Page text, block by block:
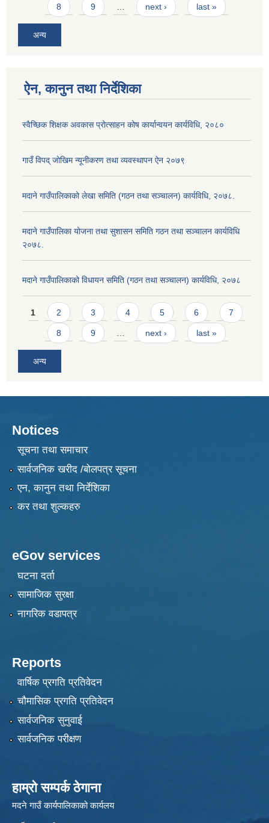
8 9 … next › last »
अन्य
ऐन, कानुन तथा निर्देशिका
स्वैच्छिक शिक्षक अवकास प्रोत्साहन कोष कार्यान्वयन कार्यविधि, २०८०
गाउँ विपद् जोखिम न्यूनीकरण तथा व्यवस्थापन ऐन २०७९
मदाने गाउँपालिकाको लेखा समिति (गठन तथा सञ्चालन) कार्यविधि, २०७८.
मदाने गाउँपालिका योजना तथा सुशासन समिति गठन तथा सञ्चालन कार्यविधि
२०७८.
मदाने गाउँपालिकाको विधायन समिति (गठन तथा सञ्चालन) कार्यविधि, २०७८
Pages
1 2 3 4 5 6 7
8 9 … next › last »
अन्य
Notices
सूचना तथा समाचार
सार्वजनिक खरीद /बोलपत्र सूचना
एन, कानुन तथा निर्देशिका
कर तथा शुल्कहरु
eGov services
घटना दर्ता
सामाजिक सुरक्षा
नागरिक वडापत्र
Reports
वार्षिक प्रगति प्रतिवेदन
चौमासिक प्रगति प्रतिवेदन
सार्वजनिक सुनुवाई
सार्वजनिक परीक्षण
हाम्रो सम्पर्क ठेगाना
मदने गाउँ कार्यपालिकाको कार्यलय